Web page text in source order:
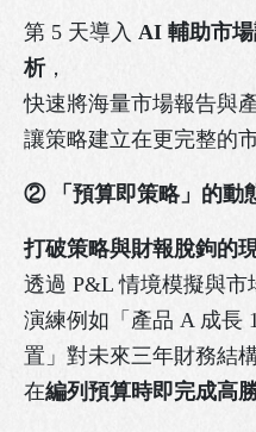
第 5 天導入 AI 輔助市
析，
快速將海量市場報告與
讓策略建立在更完整的
② 「預算即策略」的動
打破策略與財報脫鉤的
透過 P&L 情境模擬與市
演練例如「產品 A 成長
置」對未來三年財務結
在編列預算時即完成高